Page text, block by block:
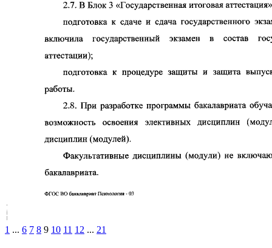
1 ... 6 7 8 9 10 11 12 ... 21